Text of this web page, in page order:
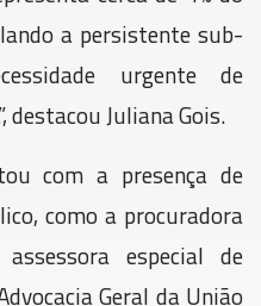
a persistente sub-
urgente de
Juliana Gois.
com a presença de
como a procuradora
especial de
Geral da União